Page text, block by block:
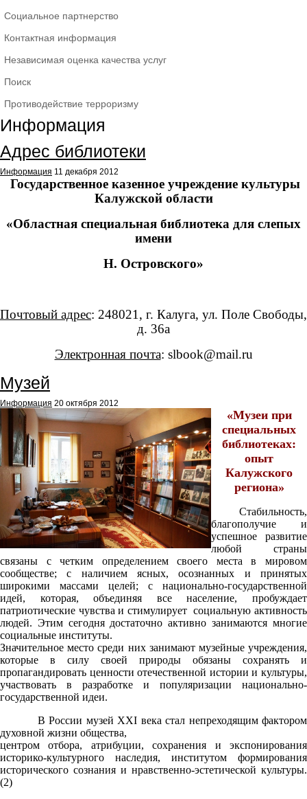
Социальное партнерство
Контактная информация
Независимая оценка качества услуг
Поиск
Противодействие терроризму
Информация
Адрес библиотеки
Информация 11 декабря 2012
Государственное казенное учреждение культуры
Калужской области
«Областная специальная библиотека для слепых
имени
Н. Островского»
Почтовый адрес: 248021, г. Калуга, ул. Поле Свободы,
д. 36а
Электронная почта: slbook@mail.ru
Музей
Информация 20 октября 2012
«Музеи при
специальных
библиотеках:
опыт
Калужского
региона»
Стабильность,
благополучие и
успешное развитие
любой страны
связаны с четким определением своего места в мировом
сообществе; с наличием ясных, осознанных и принятых
широкими массами целей; с национально-государственной
идей, которая, объединяя все население, пробуждает
патриотические чувства и стимулирует социальную активность
людей. Этим сегодня достаточно активно занимаются многие
социальные институты.
Значительное место среди них занимают музейные учреждения,
которые в силу своей природы обязаны сохранять и
пропагандировать ценности отечественной истории и культуры,
участвовать в разработке и популяризации национально-
государственной идеи.
В России музей XXI века стал непреходящим фактором
духовной жизни общества,
центром отбора, атрибуции, сохранения и экспонирования
историко-культурного наследия, институтом формирования
исторического сознания и нравственно-эстетической культуры.
(2)